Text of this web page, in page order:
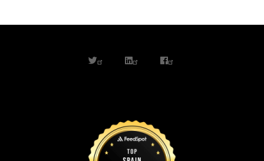
twitterlinkedinfacebook